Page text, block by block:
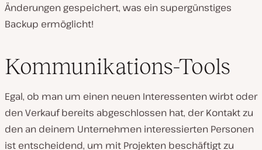
Änderungen gespeichert, was ein supergünstiges
Backup ermöglicht!
Kommunikations-Tools
Egal, ob man um einen neuen Interessenten wirbt oder
den Verkauf bereits abgeschlossen hat, der Kontakt zu
den an deinem Unternehmen interessierten Personen
ist entscheidend, um mit Projekten beschäftigt zu